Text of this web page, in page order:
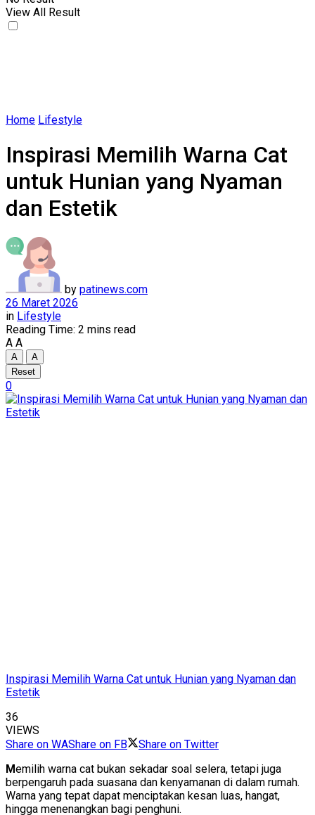
View All Result
Home Lifestyle
Inspirasi Memilih Warna Cat
untuk Hunian yang Nyaman
dan Estetik
by patinews.com
26 Maret 2026
in Lifestyle
Reading Time: 2 mins read
A A
A
A
Reset
0
Inspirasi Memilih Warna Cat untuk Hunian yang Nyaman dan
Estetik
36
VIEWS
Share on WAShare on FB
Share on Twitter
Memilih warna cat bukan sekadar soal selera, tetapi juga
berpengaruh pada suasana dan kenyamanan di dalam rumah.
Warna yang tepat dapat menciptakan kesan luas, hangat,
hingga menenangkan bagi penghuni.